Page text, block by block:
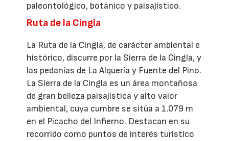
paleontológico, botánico y paisajístico.
Ruta de la Cingla
La Ruta de la Cingla, de carácter ambiental e
histórico, discurre por la Sierra de la Cingla, y
las pedanías de La Alquería y Fuente del Pino.
La Sierra de la Cingla es un área montañosa
de gran belleza paisajística y alto valor
ambiental, cuya cumbre se sitúa a 1.079 m
en el Picacho del Infierno. Destacan en su
recorrido como puntos de interés turístico